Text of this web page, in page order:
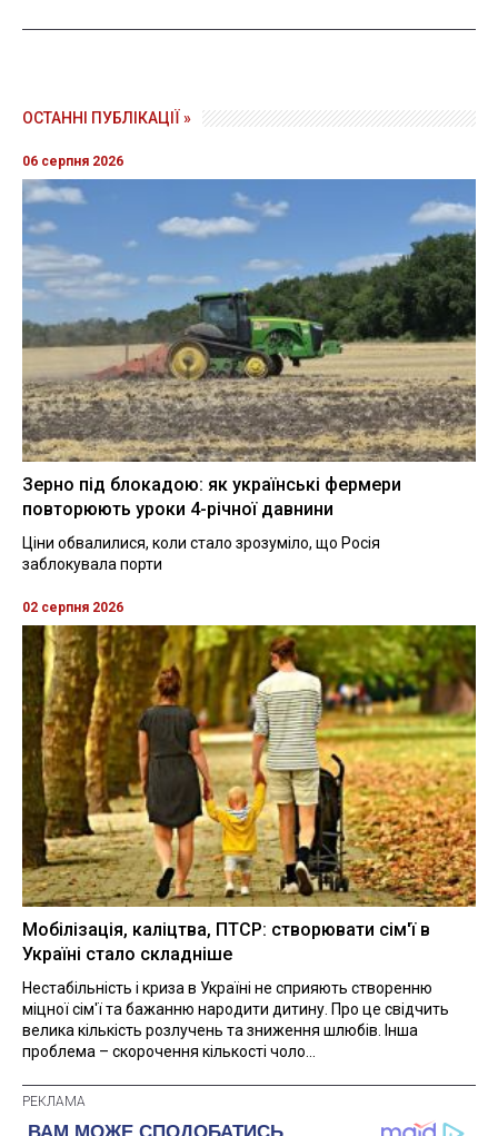
ОСТАННІ ПУБЛІКАЦІЇ »
06 серпня 2026
Зерно під блокадою: як українські фермери
повторюють уроки 4-річної давнини
Ціни обвалилися, коли стало зрозуміло, що Росія
заблокувала порти
02 серпня 2026
Мобілізація, каліцтва, ПТСР: створювати сім'ї в
Україні стало складніше
Нестабільність і криза в Україні не сприяють створенню
міцної сім'ї та бажанню народити дитину. Про це свідчить
велика кількість розлучень та зниження шлюбів. Інша
проблема – скорочення кількості чоло...